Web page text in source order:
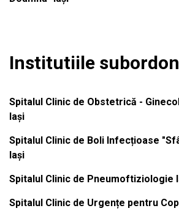
Institutiile
Spitalul Clinic de Obstetrică -
Iași
Spitalul Clinic de Boli Infecțioase
Iași
Spitalul Clinic de Pneumoftiziologie
Spitalul Clinic de Urgențe pentru